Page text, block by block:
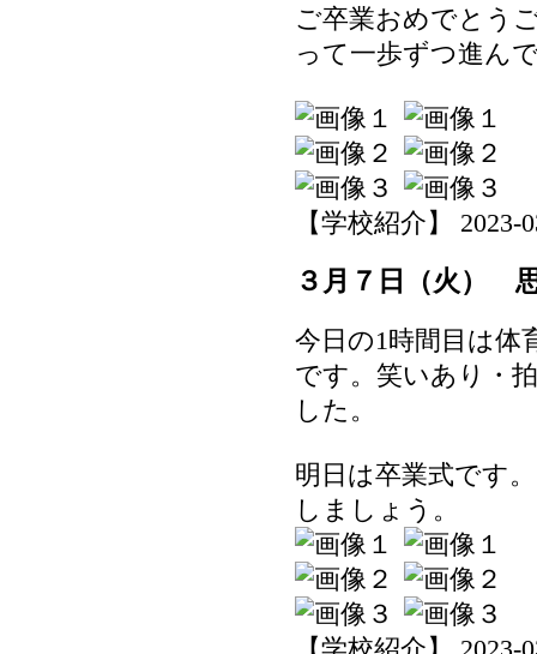
ご卒業おめでとう
って一歩ずつ進ん
【学校紹介】 2023-
３月７日（火）
今日の1時間目は体
です。笑いあり・
した。
明日は卒業式です
しましょう。